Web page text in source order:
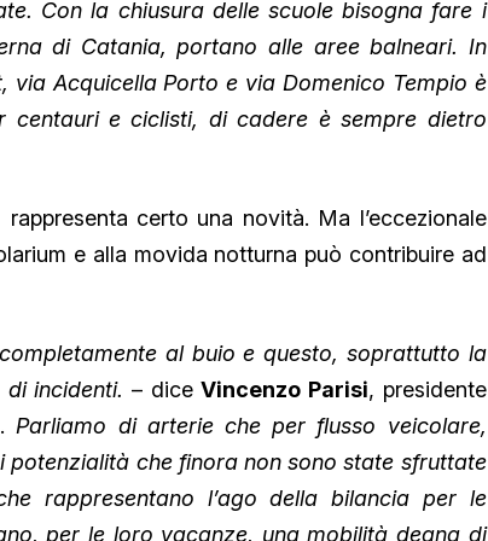
Con la chiusura delle scuole bisogna fare i
di Catania, portano alle aree balneari. In
Acquicella Porto e via Domenico Tempio è
e ciclisti, di cadere è sempre dietro
certo una novità. Ma l’eccezionale
e alla movida notturna può contribuire ad
al buio e questo, soprattutto la
incidenti. – diceVincenzo Parisi, presidente
Parliamo di arterie che per flusso veicolare,
che finora non sono state sfruttate
rappresentano l’ago della bilancia per le
per le loro vacanze, una mobilità degna di